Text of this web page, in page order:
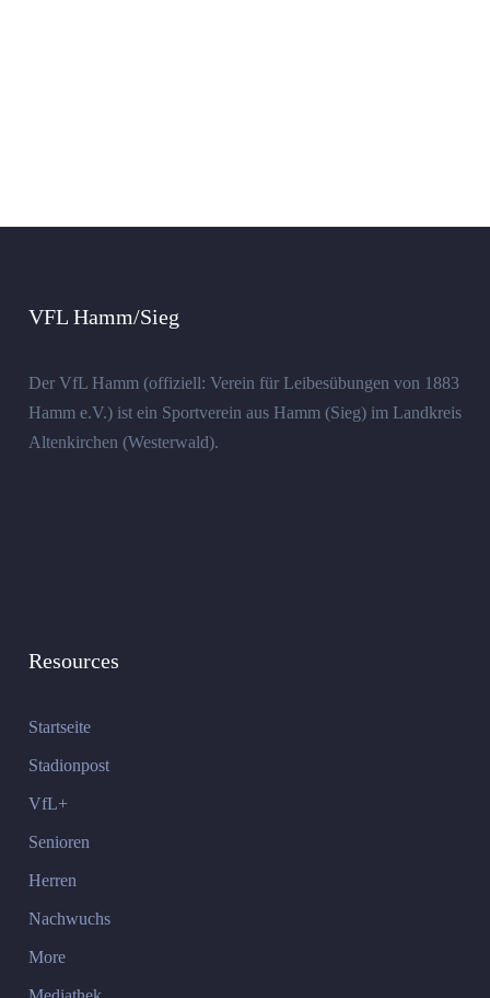
VFL Hamm/Sieg
Der VfL Hamm (offiziell: Verein für Leibesübungen von 1883
Hamm e.V.) ist ein Sportverein aus Hamm (Sieg) im Landkreis
Altenkirchen (Westerwald).
Resources
Startseite
Stadionpost
VfL+
Senioren
Herren
Nachwuchs
More